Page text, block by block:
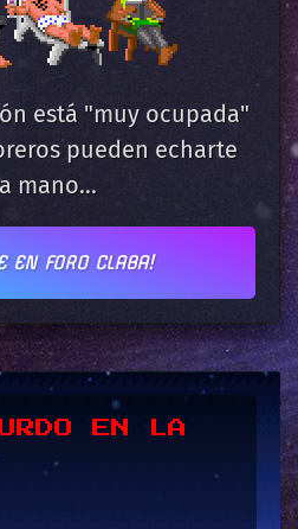
está "muy ocupada"
pueden echarte
mano...
EN FORO CLABA!